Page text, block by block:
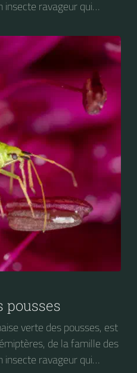
insecte ravageur qui
et diverses plantes
tomate, haricot, des
chrysanthèmes,
et le houblon.
pousses
verte des pousses, est
de la famille des
insecte ravageur qui